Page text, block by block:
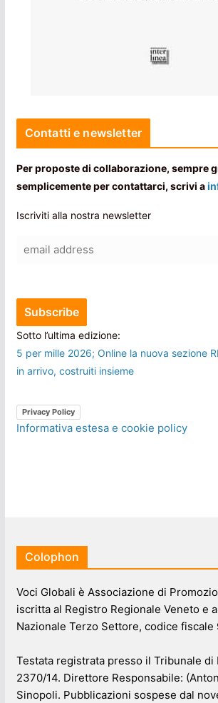
Contatti e newsletter
Per proposte di collaborazione, sempre
semplicemente per contattarci, scrivi a
Iscriviti alla nostra newsletter
Sotto l’ultima edizione:
5 per mille 2026; Online la nuova sezione
in arrivo, costruiti insieme
Privacy Policy
Informativa estesa e cookie policy
Colophon
Voci Globali è Associazione di
iscritta al Registro Regionale Veneto e
Nazionale Terzo Settore, codice fiscale
Testata registrata presso il Tribunale di
2370/14. Direttore Responsabile:
Sinopoli. Pubblicazioni sospese dal